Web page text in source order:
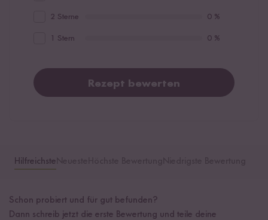
2 Sterne 0 %
1 Stern 0 %
Rezept bewerten
Hilfreichste
Schon probiert und für gut befunden?
Dann schreib jetzt die erste Bewertung und teile deine